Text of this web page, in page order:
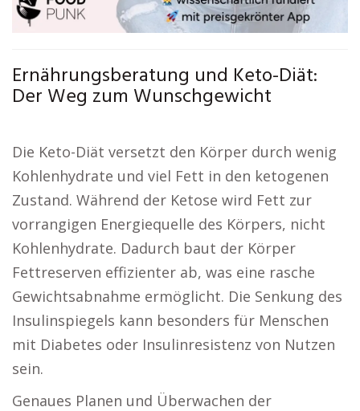
Ernährungsberatung und Keto-Diät:
Der Weg zum Wunschgewicht
Die Keto-Diät versetzt den Körper durch wenig
Kohlenhydrate und viel Fett in den ketogenen
Zustand. Während der Ketose wird Fett zur
vorrangigen Energiequelle des Körpers, nicht
Kohlenhydrate. Dadurch baut der Körper
Fettreserven effizienter ab, was eine rasche
Gewichtsabnahme ermöglicht. Die Senkung des
Insulinspiegels kann besonders für Menschen
mit Diabetes oder Insulinresistenz von Nutzen
sein.
Genaues Planen und Überwachen der